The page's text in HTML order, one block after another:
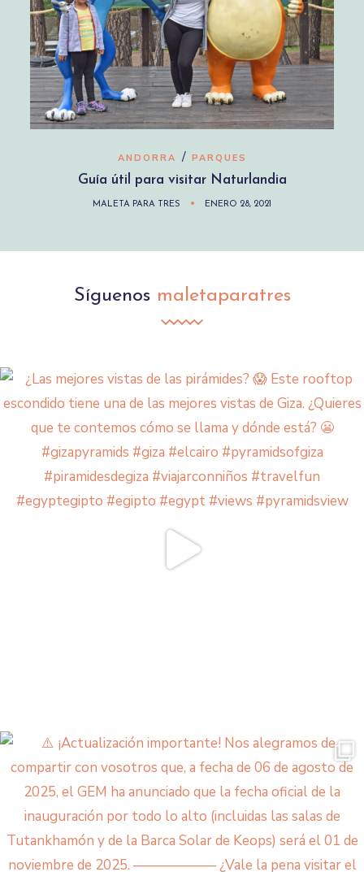
ANDORRA / PARQUES
Guía útil para visitar Naturlandia
MALETA PARA TRES ENERO 28, 2021
Síguenos maletaparatres